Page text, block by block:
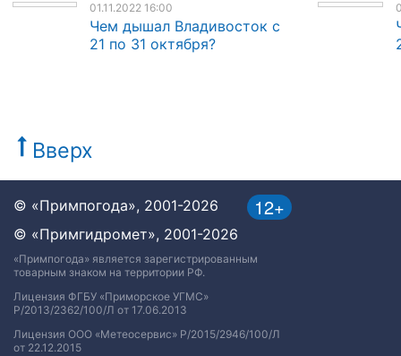
01.11.2022 16:00
Чем дышал Владивосток с
21 по 31 октября?
Вверх
12+
© «Примпогода», 2001-2026
© «Примгидромет», 2001-2026
«Примпогода» является зарегистрированным
товарным знаком на территории РФ.
Лицензия ФГБУ «Приморское УГМС»
Р/2013/2362/100/Л от 17.06.2013
Лицензия ООО «Метеосервис» Р/2015/2946/100/Л
от 22.12.2015